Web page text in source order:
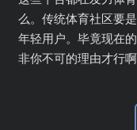
么。传统体育社区要
年轻用户。毕竟现在
非你不可的理由才行啊